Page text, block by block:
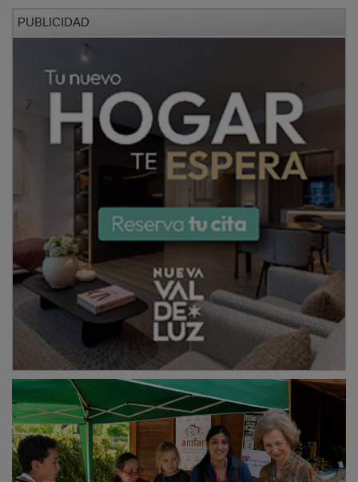
La estrategia de AMFAR Guadalajara
y de su
federación nacional se orienta de forma directa hacia
mujeres jóvenes , facilitando su incorporación y
permanencia en los municipios a través de negocios
innovadores. En el marco deSiCampo
, la asociación
presentó los casos de éxito de
Loreto Palafox
, al
frente de la empresaTrufa Ceroen el municipio de
Cifuentes, y de Sara Corral, dedicada al sector de la
lavandaenBrihuega. Ambas empresarias expusieron
sus modelos deemprendimientoante el público
madrileño, ejemplificando la modernización económica
y el relevo generacional en el campo.